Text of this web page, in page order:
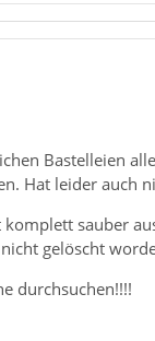
Bastelleien
Hat leider auch
sauber
gelöscht
durchsuchen!!!!